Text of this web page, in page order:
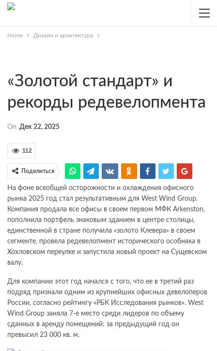
Home Дизайн и архитектура
«Золотой стандарт» и
рекорды редевелопмента
On Дек 22, 2025
112
Поделиться
На фоне всеобщей осторожности и охлаждения офисного
рынка 2025 год стал результативным для West Wind Group.
Компания продала все офисы в своем первом МФК Arkenston,
пополнила портфель знаковым зданием в центре столицы,
единственной в стране получила «золото Клевера» в своем
сегменте, провела редевелопмент исторического особняка в
Хохловском переулке и запустила новый проект на Сущевском
валу.
Для компании этот год начался с того, что ее в третий раз
подряд признали одним из крупнейших офисных девелоперов
России, согласно рейтингу «РБК Исследования рынков». West
Wind Group заняла 7-е место среди лидеров по объему
сданных в аренду помещений: за предыдущий год он
превысил 23 000 кв. м.